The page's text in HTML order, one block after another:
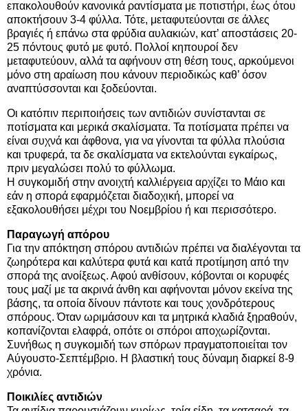
επακολουθούν κανονικά ραντίσματα με ποτιστήρι, έως ότου
αποκτήσουν 3-4 φύλλα. Τότε, μεταφυτεύονται σε άλλες
βραγιές ή επάνω στα φρύδια αυλακιών, κατ’ αποστάσεις 20-
25 πόντους φυτό με φυτό. Πολλοί κηπουροί δεν
μεταφυτεύουν, αλλά τα αφήνουν στη θέση τους, αρκούμενοι
μόνο στη αραίωση που κάνουν περιοδικώς καθ’ όσον
αναπτύσσονται και ξοδεύονται.
Οι κατόπιν περιποιήσεις των αντιδιών συνίστανται σε
ποτίσματα και μερικά σκαλίσματα. Τα ποτίσματα πρέπει να
είναι συχνά και άφθονα, για να γίνονται τα φύλλα πλούσια
και τρυφερά, τα δε σκαλίσματα να εκτελούνται εγκαίρως,
πριν μεγαλώσει πολύ το φύλλωμα.
Η συγκομιδή στην ανοιχτή καλλιέργεια αρχίζει το Μάιο και
εάν η σπορά εφαρμόζεται διαδοχική, μπορεί να
εξακολουθήσει μέχρι του Νοεμβρίου ή και περισσότερο.
Παραγωγή απόρου
Για την απόκτηση σπόρου αντιδιών πρέπει να διαλέγονται τα
ζωηρότερα και καλύτερα φυτά και κατά προτίμηση από την
σπορά της ανοίξεως. Αφού ανθίσουν, κόβονται οι κορυφές
τους μαζί με τα ακρινά άνθη και αφήνονται μόνον εκείνα της
βάσης, τα οποία δίνουν πάντοτε και τους χονδρότερους
σπόρους. Όταν ωριμάσουν και τα μητρικά κλαδιά ξηραθούν,
κοπανίζονται ελαφρά, οπότε οι σπόροι αποχωρίζονται.
Συνήθως η συγκομιδή των σπόρων πραγματοποιείται τον
Αύγουστο-Σεπτέμβριο. Η βλαστική τους δύναμη διαρκεί 8-9
χρόνια.
Ποικιλίες αντιδιών